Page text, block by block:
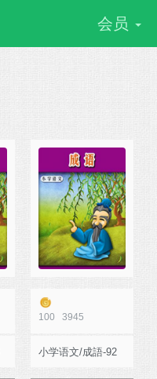
会员
100 3945
小学语文/成語-92